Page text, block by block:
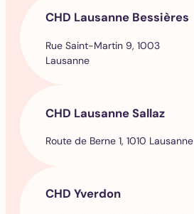
CHD Lausanne Bessières
Rue Saint-Martin 9, 1003
Lausanne
CHD Lausanne Sallaz
Route de Berne 1, 1010 Lausanne
CHD Yverdon